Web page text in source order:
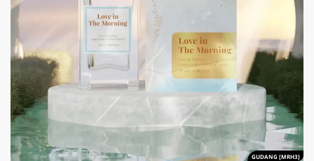
GUDANG [MRH3]